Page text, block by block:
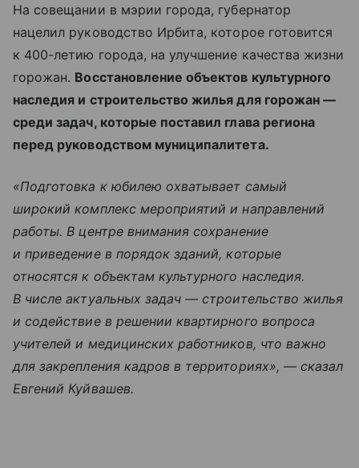
На совещании в мэрии города, губернатор
нацелил руководство Ирбита, которое готовится
к 400-летию города, на улучшение качества жизни
горожан. Восстановление объектов культурного
наследия и строительство жилья для горожан —
среди задач, которые поставил глава региона
перед руководством муниципалитета.
«Подготовка к юбилею охватывает самый
широкий комплекс мероприятий и направлений
работы. В центре внимания сохранение
и приведение в порядок зданий, которые
относятся к объектам культурного наследия.
В числе актуальных задач — строительство жилья
и содействие в решении квартирного вопроса
учителей и медицинских работников, что важно
для закрепления кадров в территориях», — сказал
Евгений Куйвашев.